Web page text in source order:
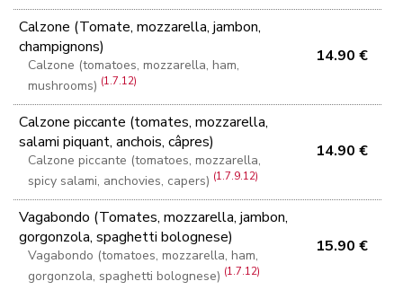
Calzone (Tomate, mozzarella, jambon,
champignons)
Calzone (tomatoes, mozzarella, ham,
mushrooms) (1.7.12)
14.90 €
Calzone piccante (tomates, mozzarella,
salami piquant, anchois, câpres)
Calzone piccante (tomatoes, mozzarella,
spicy salami, anchovies, capers) (1.7.9.12)
14.90 €
Vagabondo (Tomates, mozzarella, jambon,
gorgonzola, spaghetti bolognese)
Vagabondo (tomatoes, mozzarella, ham,
gorgonzola, spaghetti bolognese) (1.7.12)
15.90 €